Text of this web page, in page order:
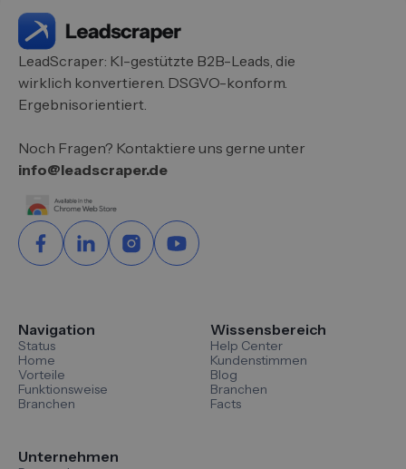
LeadScraper: KI-gestützte B2B-Leads, die
wirklich konvertieren. DSGVO-konform.
Ergebnisorientiert.
Noch Fragen? Kontaktiere uns gerne unter
info@leadscraper.de
Navigation
Status
Home
Vorteile
Funktionsweise
Branchen
Wissensbereich
Help Center
Kundenstimmen
Blog
Branchen
Facts
Unternehmen